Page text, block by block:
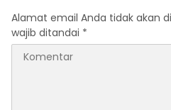
Alamat email Anda tidak akan
wajib ditandai *